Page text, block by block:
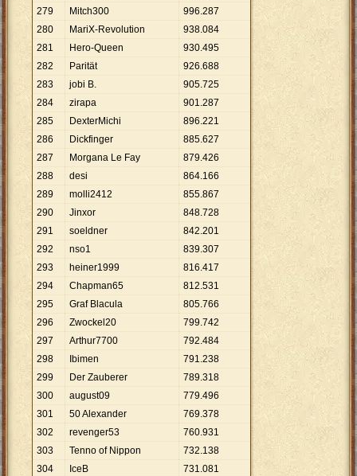
279
Mitch300 996.287
280
MariX-Revolution 938.084
281
Hero-Queen 930.495
282
Parität 926.688
283
jobi B. 905.725
284
zirapa 901.287
285
DexterMichi 896.221
286
Dickfinger 885.627
287
Morgana Le Fay 879.426
288
desi 864.166
289
molli2412 855.867
290
Jinxor 848.728
291
soeldner 842.201
292
nso1 839.307
293
heiner1999 816.417
294
Chapman65 812.531
295
Graf Blacula 805.766
296
Zwockel20 799.742
297
Arthur7700 792.484
298
Ibimen 791.238
299
Der Zauberer 789.318
300
august09 779.496
301
50 Alexander 769.378
302
revenger53 760.931
303
Tenno of Nippon 732.138
304
IceB 731.081